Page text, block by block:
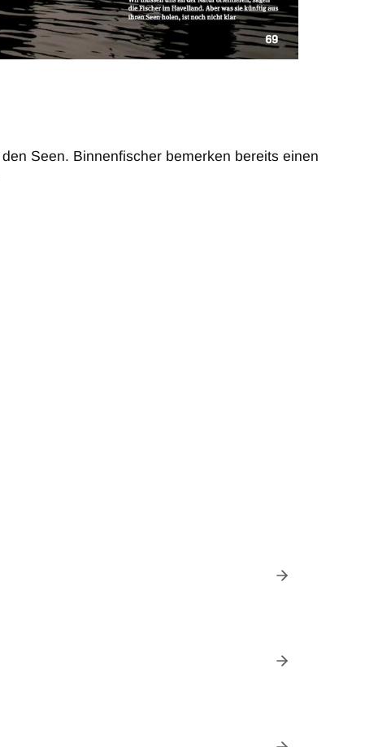
Seen. Binnenfischer bemerken bereits einen